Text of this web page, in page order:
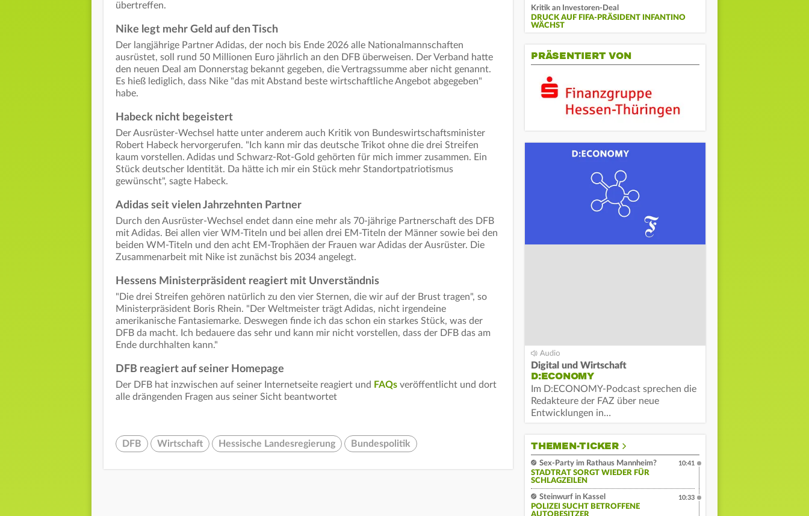
übertreffen.
Nike legt mehr Geld auf den Tisch
Der langjährige Partner Adidas, der noch bis Ende 2026 alle Nationalmannschaften
ausrüstet, soll rund 50 Millionen Euro jährlich an den DFB überweisen. Der Verband hatte
den neuen Deal am Donnerstag bekannt gegeben, die Vertragssumme aber nicht genannt.
Es hieß lediglich, dass Nike "das mit Abstand beste wirtschaftliche Angebot abgegeben"
habe.
Habeck nicht begeistert
Der Ausrüster-Wechsel hatte unter anderem auch Kritik von Bundeswirtschaftsminister
Robert Habeck hervorgerufen. "Ich kann mir das deutsche Trikot ohne die drei Streifen
kaum vorstellen. Adidas und Schwarz-Rot-Gold gehörten für mich immer zusammen. Ein
Stück deutscher Identität. Da hätte ich mir ein Stück mehr Standortpatriotismus
gewünscht", sagte Habeck.
Adidas seit vielen Jahrzehnten Partner
Durch den Ausrüster-Wechsel endet dann eine mehr als 70-jährige Partnerschaft des DFB
mit Adidas. Bei allen vier WM-Titeln und bei allen drei EM-Titeln der Männer sowie bei den
beiden WM-Titeln und den acht EM-Trophäen der Frauen war Adidas der Ausrüster. Die
Zusammenarbeit mit Nike ist zunächst bis 2034 angelegt.
Hessens Ministerpräsident reagiert mit Unverständnis
"Die drei Streifen gehören natürlich zu den vier Sternen, die wir auf der Brust tragen", so
Ministerpräsident Boris Rhein. "Der Weltmeister trägt Adidas, nicht irgendeine
amerikanische Fantasiemarke. Deswegen finde ich das schon ein starkes Stück, was der
DFB da macht. Ich bedauere das sehr und kann mir nicht vorstellen, dass der DFB das am
Ende durchhalten kann."
DFB reagiert auf seiner Homepage
Der DFB hat inzwischen auf seiner Internetseite reagiert und FAQs veröffentlicht und dort
alle drängenden Fragen aus seiner Sicht beantwortet
DFB Wirtschaft Hessische Landesregierung Bundespolitik
Kritik an Investoren-Deal
DRUCK AUF FIFA-PRÄSIDENT INFANTINO
WÄCHST
PRÄSENTIERT VON
Digital und Wirtschaft
D:ECONOMY
Im D:ECONOMY-Podcast sprechen die
Redakteure der FAZ über neue
Entwicklungen in…
THEMEN-TICKER
Sex-Party im Rathaus Mannheim?
STADTRAT SORGT WIEDER FÜR
SCHLAGZEILEN
10:41
Steinwurf in Kassel
POLIZEI SUCHT BETROFFENE
AUTOBESITZER
10:33